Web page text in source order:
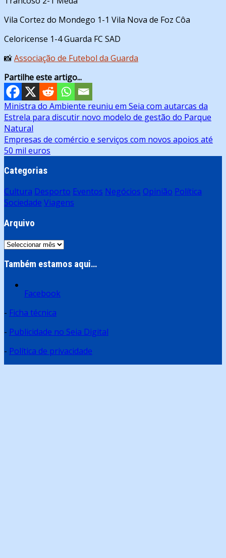
Vila Cortez do Mondego 1-1 Vila Nova de Foz Côa
Celoricense 1-4 Guarda FC SAD
📸Associação de Futebol da Guarda
Partilhe este artigo...
Navegação
de
artigos
Ministra do Ambiente reuniu em Seia com autarcas da
Estrela para discutir novo modelo de gestão do Parque
Natural
Empresas de comércio e serviços com novos apoios até
50 mil euros
Categorias
Cultura Desporto Eventos Negócios Opinião Política
Sociedade Viagens
Arquivo
Arquivo
Também estamos aqui…
Facebook
- Ficha técnica
- Publicidade no Seia Digital
- Política de privacidade